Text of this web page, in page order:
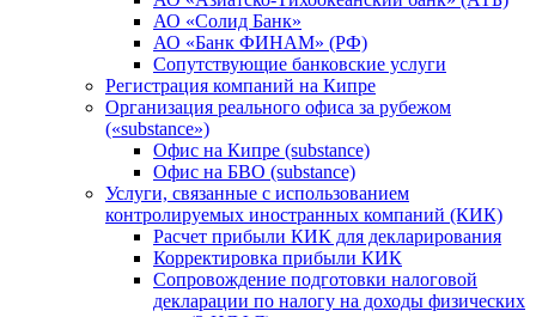
АО «Солид Банк»
АО «Банк ФИНАМ» (РФ)
Сопутствующие банковские услуги
Регистрация компаний на Кипре
Организация реального офиса за рубежом
(«substance»)
Офис на Кипре (substance)
Офис на БВО (substance)
Услуги, связанные с использованием
контролируемых иностранных компаний (КИК)
Расчет прибыли КИК для декларирования
Корректировка прибыли КИК
Сопровождение подготовки налоговой
декларации по налогу на доходы физических